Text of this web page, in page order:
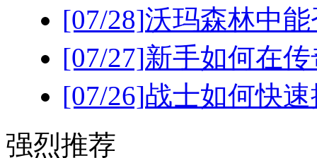
[07/28]沃玛森林中
[07/27]新手如何在
[07/26]战士如何快
强烈推荐